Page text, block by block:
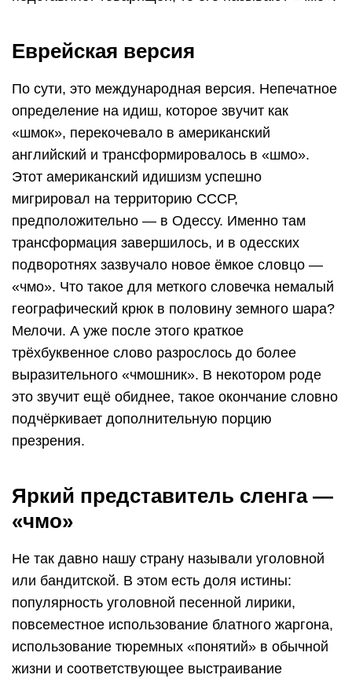
Еврейская версия
По сути, это международная версия. Непечатное
определение на идиш, которое звучит как
«шмок», перекочевало в американский
английский и трансформировалось в «шмо».
Этот американский идишизм успешно
мигрировал на территорию СССР,
предположительно — в Одессу. Именно там
трансформация завершилось, и в одесских
подворотнях зазвучало новое ёмкое словцо —
«чмо». Что такое для меткого словечка немалый
географический крюк в половину земного шара?
Мелочи. А уже после этого краткое
трёхбуквенное слово разрослось до более
выразительного «чмошник». В некотором роде
это звучит ещё обиднее, такое окончание словно
подчёркивает дополнительную порцию
презрения.
Яркий представитель сленга —
«чмо»
Не так давно нашу страну называли уголовной
или бандитской. В этом есть доля истины:
популярность уголовной песенной лирики,
повсеместное использование блатного жаргона,
использование тюремных «понятий» в обычной
жизни и соответствующее выстраивание